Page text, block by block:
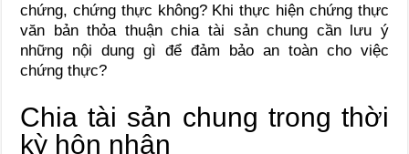
chứng, chứng thực không? Khi thực hiện chứng thực
văn bản thỏa thuận chia tài sản chung cần lưu ý
những nội dung gì để đảm bảo an toàn cho việc
chứng thực?
Chia tài sản chung trong thời
kỳ hôn nhân